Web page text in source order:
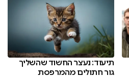
תיעוד: נעצר החשוד שהשליך
גור חתולים מהמרפסת